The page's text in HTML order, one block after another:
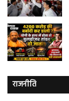
राजनीति